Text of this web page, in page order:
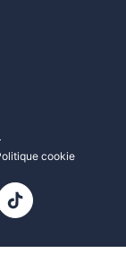
cookie